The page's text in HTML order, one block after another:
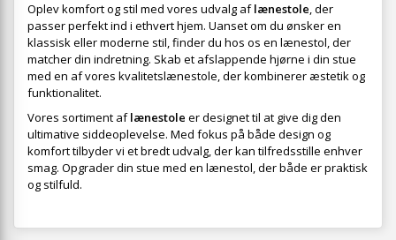
Oplev komfort og stil med vores udvalg aflænestole, der
passer perfekt ind i ethvert hjem. Uanset om du ønsker en
klassisk eller moderne stil, finder du hos os en lænestol, der
matcher din indretning. Skab et afslappende hjørne i din stue
med en af vores kvalitetslænestole, der kombinerer æstetik og
funktionalitet.
Vores sortiment aflænestole er designet til at give dig den
ultimative siddeoplevelse. Med fokus på både design og
komfort tilbyder vi et bredt udvalg, der kan tilfredsstille enhver
smag. Opgrader din stue med en lænestol, der både er praktisk
og stilfuld.